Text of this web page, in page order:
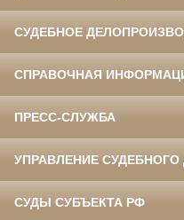
СУДЕБНОЕ
СПРАВОЧНАЯ
ПРЕСС-СЛУЖБА
УПРАВЛЕНИЕ
СУДЫ СУБЪЕКТА РФ